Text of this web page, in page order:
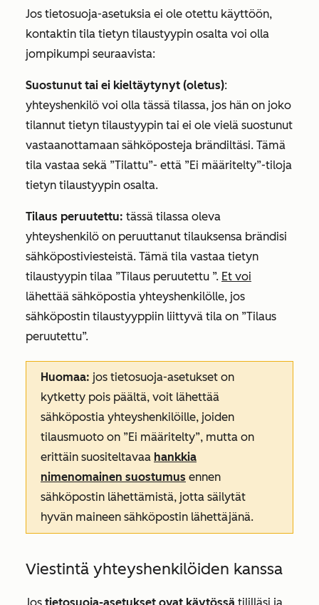
Jos tietosuoja-asetuksia ei ole otettu käyttöön,
kontaktin tila tietyn tilaustyypin osalta voi olla
jompikumpi seuraavista:
Suostunut tai ei kieltäytynyt (oletus):
yhteyshenkilö voi olla tässä tilassa, jos hän on joko
tilannut tietyn tilaustyypin tai ei ole vielä suostunut
vastaanottamaan sähköposteja brändiltäsi. Tämä
tila vastaa sekä ”Tilattu”- että ”Ei määritelty”-tiloja
tietyn tilaustyypin osalta.
Tilaus peruutettu: tässä tilassa oleva
yhteyshenkilö on peruuttanut tilauksensa brändisi
sähköpostiviesteistä. Tämä tila vastaa tietyn
tilaustyypin tilaa ”Tilaus peruutettu ”. Et voi
lähettää sähköpostia yhteyshenkilölle, jos
sähköpostin tilaustyyppiin liittyvä tila on ”Tilaus
peruutettu”.
Huomaa: jos tietosuoja-asetukset on
kytketty pois päältä, voit lähettää
sähköpostia yhteyshenkilöille, joiden
tilausmuoto on ”Ei määritelty”, mutta on
erittäin suositeltavaa hankkia
nimenomainen suostumus ennen
sähköpostin lähettämistä, jotta säilytät
hyvän maineen sähköpostin lähettäjänä.
Viestintä yhteyshenkilöiden kanssa